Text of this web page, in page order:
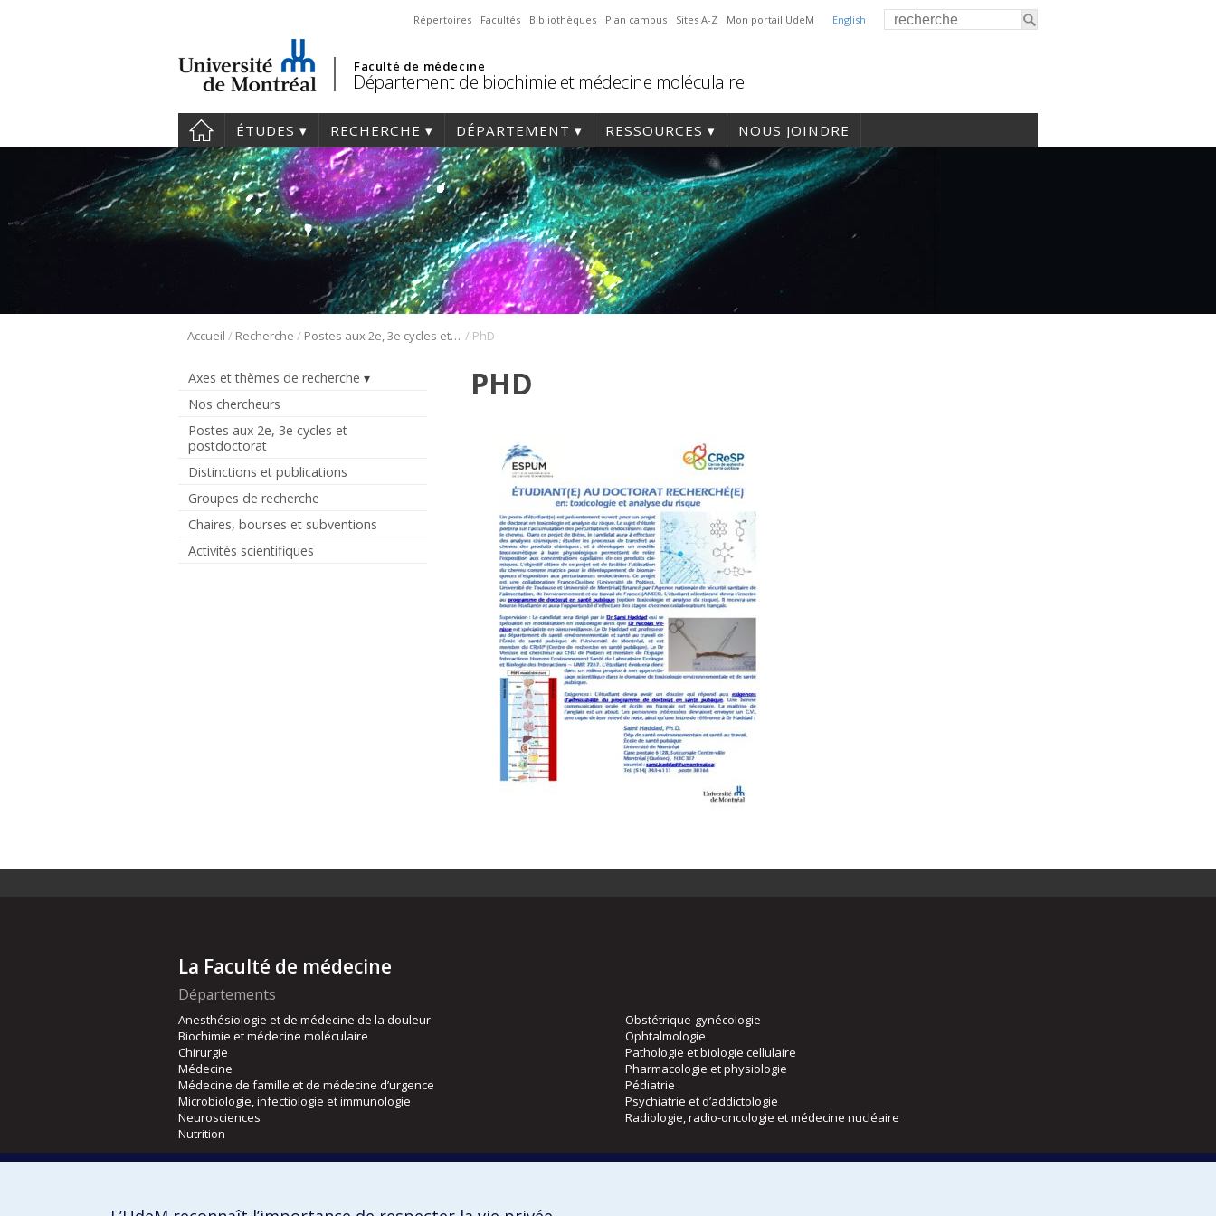
English
Répertoires Facultés Bibliothèques Plan campus Sites A-Z Mon portail UdeM
Faculté de médecine
Département de biochimie et médecine moléculaire
ÉTUDES RECHERCHE DÉPARTEMENT RESSOURCES NOUS JOINDRE
Accueil / Recherche / Postes aux 2e, 3e cycles et postdoctorat / PhD
Axes et thèmes de recherche
Nos chercheurs
Postes aux 2e, 3e cycles et
postdoctorat
Distinctions et publications
Groupes de recherche
Chaires, bourses et subventions
Activités scientifiques
PHD
La Faculté de médecine
Départements
Anesthésiologie et de médecine de la douleur
Biochimie et médecine moléculaire
Chirurgie
Médecine
Médecine de famille et de médecine d’urgence
Microbiologie, infectiologie et immunologie
Neurosciences
Nutrition
Obstétrique-gynécologie
Ophtalmologie
Pathologie et biologie cellulaire
Pharmacologie et physiologie
Pédiatrie
Psychiatrie et d’addictologie
Radiologie, radio-oncologie et médecine nucléaire